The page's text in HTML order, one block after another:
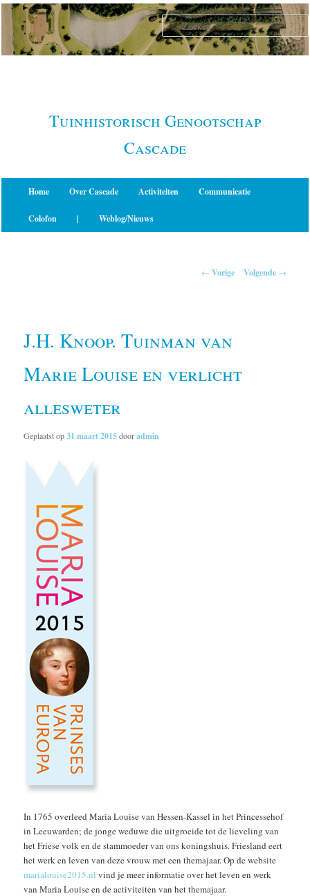
Spring
naar
primaire
Tuinhistorisch Genootschap
Cascade
Home Over Cascade Activiteiten Communicatie
Colofon | Weblog/Nieuws
← Vorige Volgende →
J.H. Knoop. Tuinman van
Marie Louise en verlicht
allesweter
Geplaatst op31 maart 2015dooradmin
In 1765 overleed Maria Louise van Hessen-Kassel in het Princessehof
in Leeuwarden; de jonge weduwe die uitgroeide tot de lieveling van
het Friese volk en de stammoeder van ons koningshuis. Friesland eert
het werk en leven van deze vrouw met een themajaar. Op de website
marialouise2015.nl vind je meer informatie over het leven en werk
van Maria Louise en de activiteiten van het themajaar.